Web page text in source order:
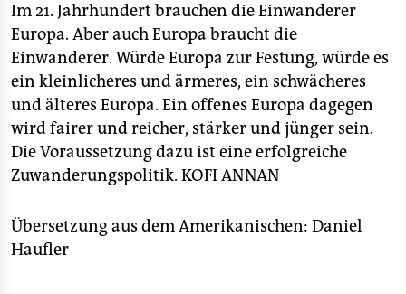
Im 21. Jahrhundert brauchen die Einwanderer
Europa. Aber auch Europa braucht die
Einwanderer. Würde Europa zur Festung, würde es
ein kleinlicheres und ärmeres, ein schwächeres
und älteres Europa. Ein offenes Europa dagegen
wird fairer und reicher, stärker und jünger sein.
Die Voraussetzung dazu ist eine erfolgreiche
Zuwanderungspolitik. KOFI ANNAN
Übersetzung aus dem Amerikanischen: Daniel
Haufler